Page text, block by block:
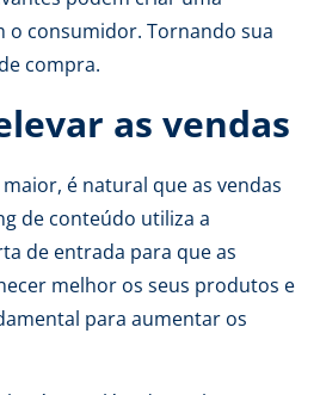
o consumidor. Tornando sua
compra.
as vendas
é natural que as vendas
de conteúdo utiliza a
de entrada para que as
melhor os seus produtos e
para aumentar os